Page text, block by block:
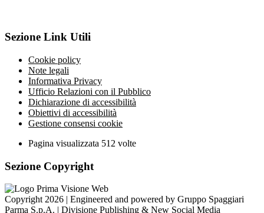
Sezione Link Utili
Cookie policy
Note legali
Informativa Privacy
Ufficio Relazioni con il Pubblico
Dichiarazione di accessibilità
Obiettivi di accessibilità
Gestione consensi cookie
Pagina visualizzata 512 volte
Sezione Copyright
Copyright 2026 | Engineered and powered by Gruppo Spaggiari
Parma S.p.A. | Divisione Publishing & New Social Media